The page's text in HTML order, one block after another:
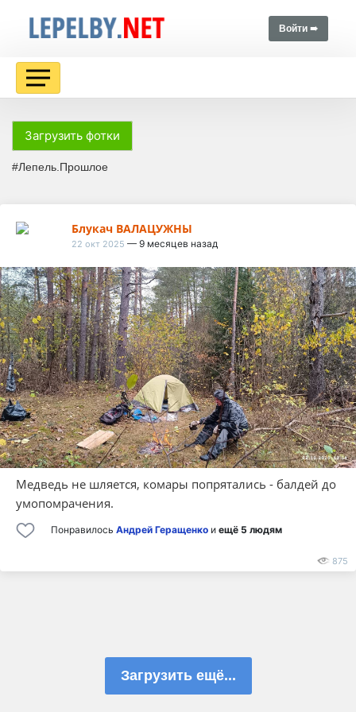
Войти ➠
Загрузить фотки
#Лепель.Прошлое
Блукач ВАЛАЦУЖНЫ
22 окт 2025 — 9 месяцев назад
Медведь не шляется, комары попрятались - балдей до
умопомрачения.
Понравилось Андрей Геращенко и ещё 5 людям
875
Загрузить ещё...